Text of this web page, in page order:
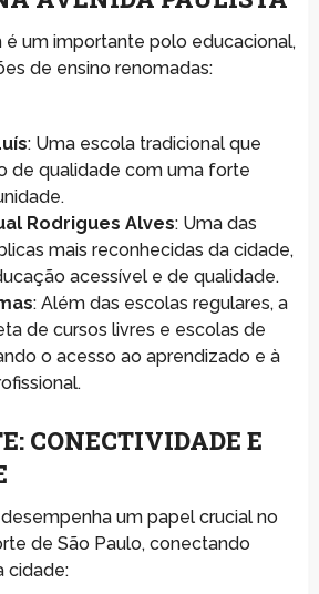
é um importante polo educacional,
de ensino renomadas:
: Uma escola tradicional que
de qualidade com uma forte
Rodrigues Alves: Uma das
mais reconhecidas da cidade,
acessível e de qualidade.
: Além das escolas regulares, a
de cursos livres e escolas de
o acesso ao aprendizado e à
CONECTIVIDADE E
um papel crucial no
de São Paulo, conectando
cidade: